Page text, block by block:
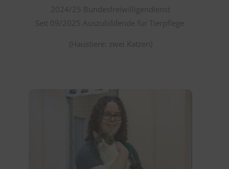
2024/25 Bundesfreiwilligendienst
Seit 09/2025 Auszubildende für Tierpflege
(Haustiere: zwei Katzen)